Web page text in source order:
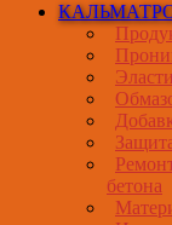
бетона